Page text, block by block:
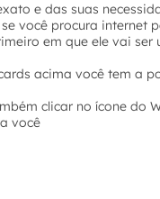
e das suas
você procura internet
em que ele vai ser
acima você tem a
clicar no ícone do
você